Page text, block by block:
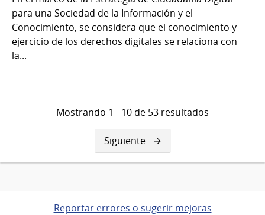
para una Sociedad de la Información y el
Conocimiento, se considera que el conocimiento y
ejercicio de los derechos digitales se relaciona con
la...
Mostrando 1 - 10 de 53 resultados
Siguiente
página
Siguiente
Reportar errores o sugerir mejoras